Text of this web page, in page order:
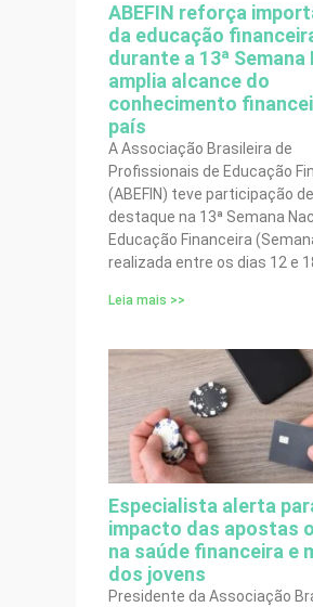
ABEFIN reforça
da educação
durante a 13ª Semana
amplia alcance do
conhecimento
país
A Associação Brasileira de
Profissionais de Educação
(ABEFIN) teve participação de
destaque na 13ª Semana
Educação Financeira
realizada entre os dias 12 e
Leia mais >>
Especialista alerta
impacto das apostas
na saúde financeira e
dos jovens
Presidente da Associação